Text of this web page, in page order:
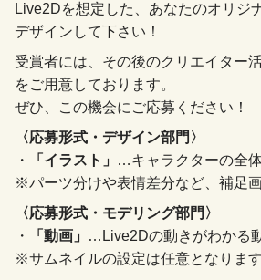
Live2Dを想定した、あなたのオリジ
デザインして下さい！
受賞者には、その後のクリエイター
をご用意しております。
ぜひ、この機会にご応募ください！
〈応募形式・デザイン部門〉
・
「イラスト」 …キャラクターの全
※パーツ分けや表情差分など、補足
〈応募形式・モデリング部門〉
・
「動画」 …Live2Dの動きがわかる
※サムネイルの設定は任意となります